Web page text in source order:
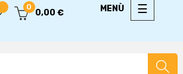
Toggle
☰
0
0,00 €